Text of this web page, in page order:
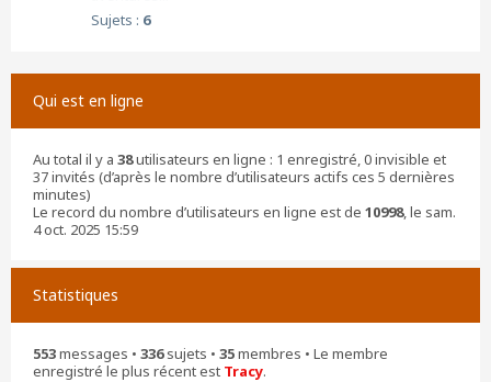
Sujets : 6
Qui est en ligne
Au total il y a 38utilisateurs en ligne : 1 enregistré, 0 invisible et
37 invités (d’après le nombre d’utilisateurs actifs ces 5 dernières
minutes)
Le record du nombre d’utilisateurs en ligne est de 10998, le sam.
4 oct. 2025 15:59
Statistiques
553messages • 336sujets • 35membres • Le membre
enregistré le plus récent est Tracy.